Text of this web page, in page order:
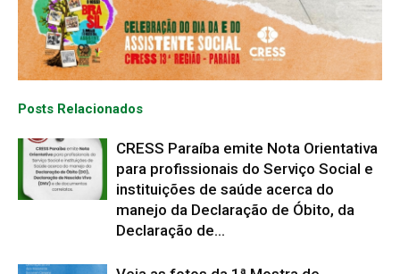
Posts Relacionados
CRESS Paraíba emite Nota Orientativa
para profissionais do Serviço Social e
instituições de saúde acerca do
manejo da Declaração de Óbito, da
Declaração de...